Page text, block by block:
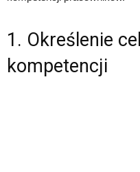
1. Określenie
kompetencji